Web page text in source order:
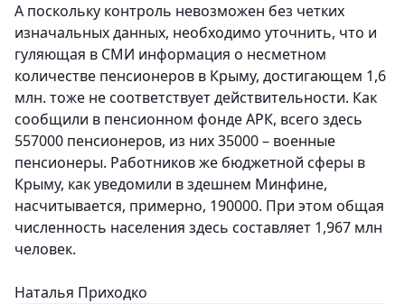
А поскольку контроль невозможен без четких
изначальных данных, необходимо уточнить, что и
гуляющая в СМИ информация о несметном
количестве пенсионеров в Крыму, достигающем 1,6
млн. тоже не соответствует действительности. Как
сообщили в пенсионном фонде АРК, всего здесь
557000 пенсионеров, из них 35000 – военные
пенсионеры. Работников же бюджетной сферы в
Крыму, как уведомили в здешнем Минфине,
насчитывается, примерно, 190000. При этом общая
численность населения здесь составляет 1,967 млн
человек.
Наталья Приходко